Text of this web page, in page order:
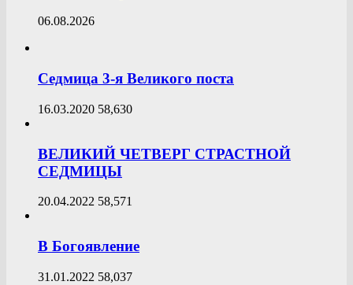
06.08.2026
Седмица 3-я Великого поста
16.03.2020 58,630
ВЕЛИКИЙ ЧЕТВЕРГ СТРАСТНОЙ
СЕДМИЦЫ
20.04.2022 58,571
В Богоявление
31.01.2022 58,037